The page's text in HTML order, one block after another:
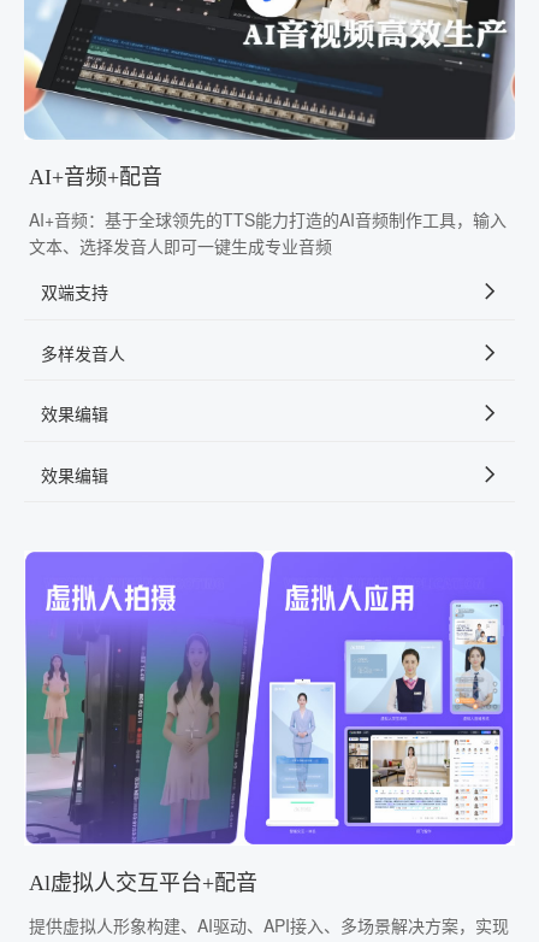
AI+音频+配音
AI+音频：基于全球领先的TTS能力打造的AI音频制作工具，输入
文本、选择发音人即可一键生成专业音频
双端支持
多样发音人
效果编辑
效果编辑
Al虚拟人交互平台+配音
提供虚拟人形象构建、AI驱动、API接入、多场景解决方案，实现